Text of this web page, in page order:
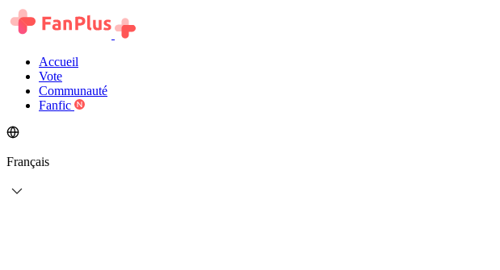
Accueil
Vote
Communauté
Fanfic
Français